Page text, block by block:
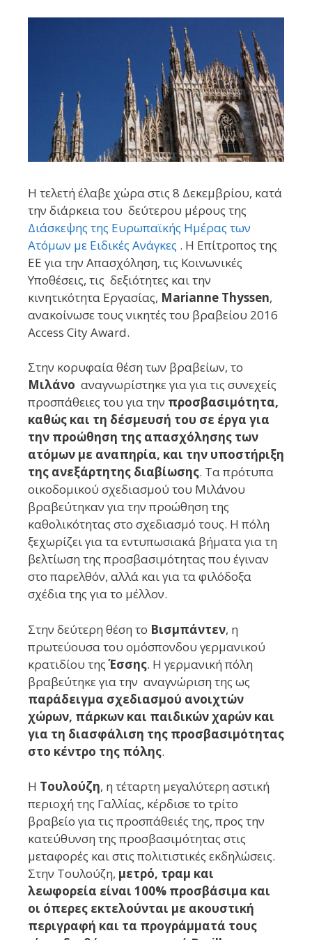
Η τελετή έλαβε χώρα στις 8 Δεκεμβρίου, κατά
την διάρκεια του δεύτερου μέρους της
Διάσκεψης της Ευρωπαϊκής Ημέρας των
Ατόμων με Ειδικές Ανάγκες . Η Επίτροπος της
ΕΕ για την Απασχόληση, τις Κοινωνικές
Υποθέσεις, τις δεξιότητες και την
κινητικότητα Εργασίας, Marianne Thyssen,
ανακοίνωσε τους νικητές του βραβείου 2016
Access City Award.
Στην κορυφαία θέση των βραβείων, το
Μιλάνο αναγνωρίστηκε για για τις συνεχείς
προσπάθειες του για την προσβασιμότητα,
καθώς και τη δέσμευσή του σε έργα για
την προώθηση της απασχόλησης των
ατόμων με αναπηρία, και την υποστήριξη
της ανεξάρτητης διαβίωσης. Ταπρότυπα
οικοδομικού σχεδιασμού του Μιλάνου
βραβεύτηκαν για την προώθηση της
καθολικότητας στο σχεδιασμό τους. Η πόλη
ξεχωρίζει για τα εντυπωσιακά βήματα για τη
βελτίωση της προσβασιμότητας που έγιναν
στο παρελθόν, αλλά και για τα φιλόδοξα
σχέδια της για το μέλλον.
Στην δεύτερη θέση το Βισμπάντεν, η
πρωτεύουσα του ομόσπονδου γερμανικού
κρατιδίου τηςΈσσης. Η γερμανική πόλη
βραβεύτηκε για την αναγνώριση της ως
παράδειγμα σχεδιασμού ανοιχτών
χώρων, πάρκων και παιδικών χαρών και
για τη διασφάλιση της προσβασιμότητας
στο κέντρο της πόλης.
Η Τουλούζη, η τέταρτη μεγαλύτερη αστική
περιοχή της Γαλλίας, κέρδισε το τρίτο
βραβείο για τις προσπάθειές της, προς την
κατεύθυνση της προσβασιμότητας στις
μεταφορές και στις πολιτιστικές εκδηλώσεις.
Στην Τουλούζη, μετρό, τραμ και
λεωφορεία είναι 100% προσβάσιμα και
οι όπερες εκτελούνται με ακουστική
περιγραφή και τα προγράμματά τους